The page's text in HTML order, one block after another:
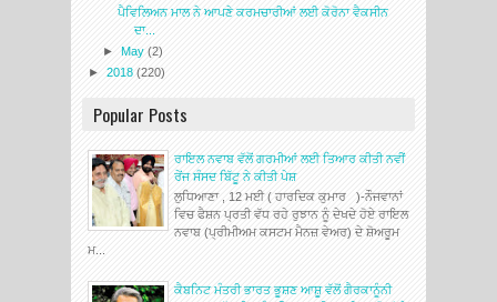
ਪੈਵਿਲਿਅਨ ਮਾਲ ਨੇ ਆਪਣੇ ਕਰਮਚਾਰੀਆਂ ਲਈ ਕੋਰੋਨਾ ਵੈਕਸੀਨ
ਦਾ...
►May(2)
► 2018 (220)
Popular Posts
ਰਾਇਲ ਨਵਾਬ ਵੱਲੋਂ ਗਰਮੀਆਂ ਲਈ ਤਿਆਰ ਕੀਤੀ ਨਵੀਂ
ਰੇਂਜ ਸੰਸਦ ਬਿੱਟੂ ਨੇ ਕੀਤੀ ਪੇਸ਼
ਲੁਧਿਆਣਾ , 12 ਮਈ ( ਹਾਰਦਿਕ ਕੁਮਾਰ )-ਨੌਜਵਾਨਾਂ
ਵਿਚ ਫੈਸ਼ਨ ਪ੍ਰਤੀ ਵੱਧ ਰਹੇ ਰੁਝਾਨ ਨੂੰ ਦੇਖਦੇ ਹੋਏ ਰਾਇਲ
ਨਵਾਬ (ਪ੍ਰੀਮੀਅਮ ਕਸਟਮ ਮੈਨਜ਼ ਵੇਅਰ) ਦੇ ਸ਼ੋਅਰੂਮ
ਮ...
ਕੈਬਨਿਟ ਮੰਤਰੀ ਭਾਰਤ ਭੂਸ਼ਣ ਆਸ਼ੂ ਵੱਲੋਂ ਗੈਰਕਾਨੂੰਨੀ